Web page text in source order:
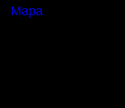
Mapa